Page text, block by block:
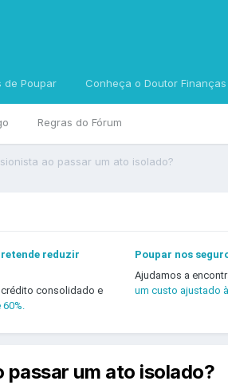
Regras do Fórum
de Poupar Conheça o Doutor Finanças
ao passar um ato isolado?
reduzir
consolidado e
Poupar nos
Ajudamos a
um custo ajustado
passar um ato isolado?